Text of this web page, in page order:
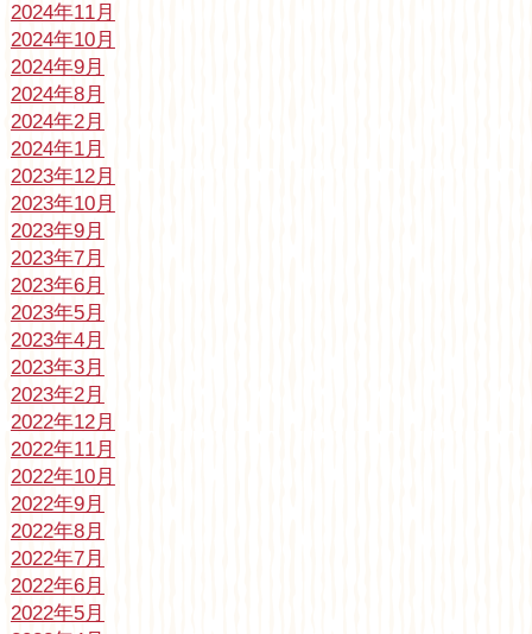
2024年11月
2024年10月
2024年9月
2024年8月
2024年2月
2024年1月
2023年12月
2023年10月
2023年9月
2023年7月
2023年6月
2023年5月
2023年4月
2023年3月
2023年2月
2022年12月
2022年11月
2022年10月
2022年9月
2022年8月
2022年7月
2022年6月
2022年5月